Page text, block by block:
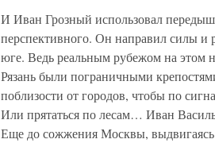
И Иван Грозный использовал
перспективного. Он направил силы и
юге. Ведь реальным рубежом на этом
Рязань были пограничными
поблизости от городов, чтобы по
Или прятаться по лесам… Иван
Еще до сожжения Москвы, выдвигаясь